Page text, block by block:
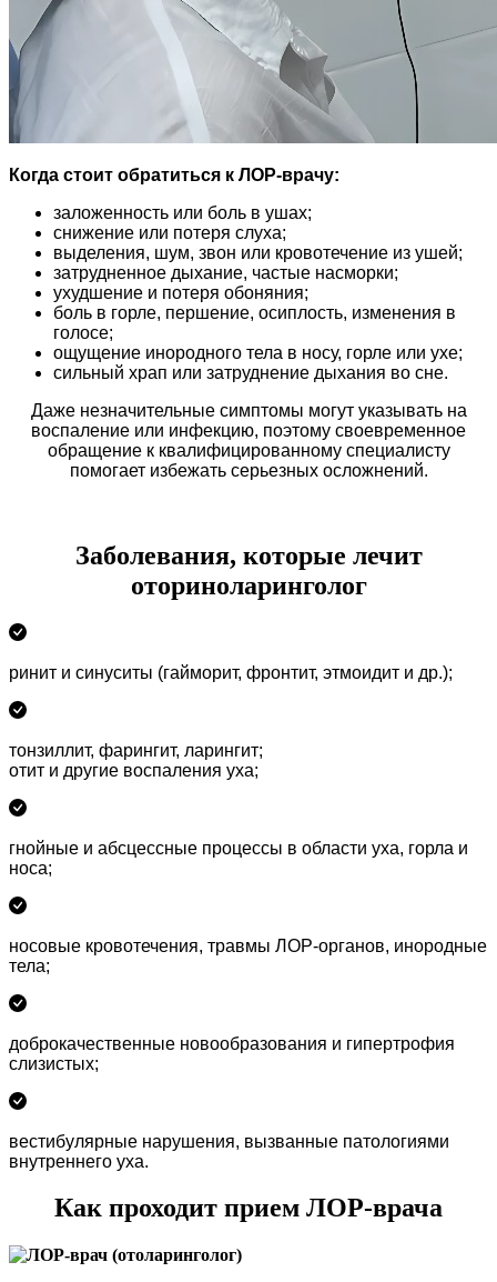
Когда стоит обратиться к ЛОР-врачу:
заложенность или боль в ушах;
снижение или потеря слуха;
выделения, шум, звон или кровотечение из ушей;
затрудненное дыхание, частые насморки;
ухудшение и потеря обоняния;
боль в горле, першение, осиплость, изменения в
голосе;
ощущение инородного тела в носу, горле или ухе;
сильный храп или затруднение дыхания во сне.
Даже незначительные симптомы могут указывать на
воспаление или инфекцию, поэтому своевременное
обращение к квалифицированному специалисту
помогает избежать серьезных осложнений.
Заболевания, которые лечит
оториноларинголог
ринит и синуситы (гайморит, фронтит, этмоидит и др.);
тонзиллит, фарингит, ларингит;
отит и другие воспаления уха;
гнойные и абсцессные процессы в области уха, горла и
носа;
носовые кровотечения, травмы ЛОР-органов, инородные
тела;
доброкачественные новообразования и гипертрофия
слизистых;
вестибулярные нарушения, вызванные патологиями
внутреннего уха.
Как проходит прием ЛОР-врача